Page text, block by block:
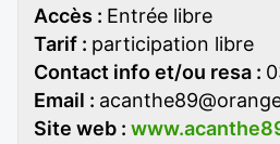
Accès : Entrée libre
Tarif : participation libre
Contact info et/ou resa :
Email :
Site web :